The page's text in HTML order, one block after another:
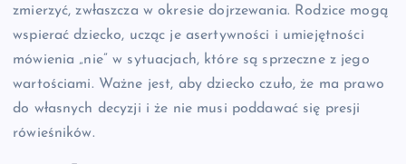
zmierzyć, zwłaszcza w okresie dojrzewania. Rodzice mogą
wspierać dziecko, ucząc je asertywności i umiejętności
mówienia „nie” w sytuacjach, które są sprzeczne z jego
wartościami. Ważne jest, aby dziecko czuło, że ma prawo
do własnych decyzji i że nie musi poddawać się presji
rówieśników.